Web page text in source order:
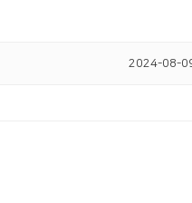
2024-08-